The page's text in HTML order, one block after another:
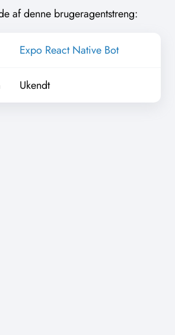
af denne brugeragentstreng:
Expo React Native Bot
Ukendt